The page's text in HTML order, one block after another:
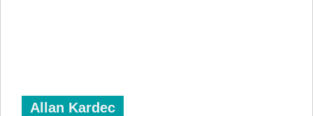
Allan Kardec